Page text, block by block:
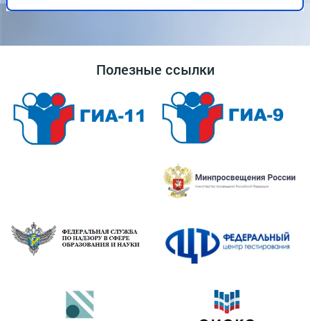
Полезные ссылки